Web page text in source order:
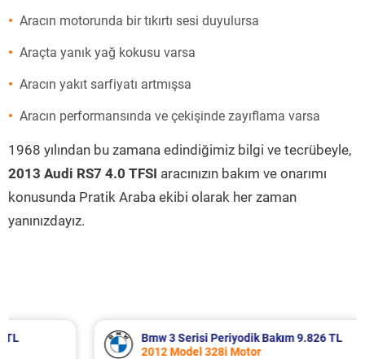
Aracın motorunda bir tıkırtı sesi duyulursa
Araçta yanık yağ kokusu varsa
Aracın yakıt sarfiyatı artmışsa
Aracın performansında ve çekişinde zayıflama varsa
1968 yılından bu zamana edindiğimiz bilgi ve tecrübeyle,
2013 Audi RS7 4.0 TFSI aracınızın bakım ve onarımı
konusunda Pratik Araba ekibi olarak her zaman
yanınızdayız.
Bmw 3 Serisi Periyodik Bakım 9.826 TL
2012 Model 328i Motor